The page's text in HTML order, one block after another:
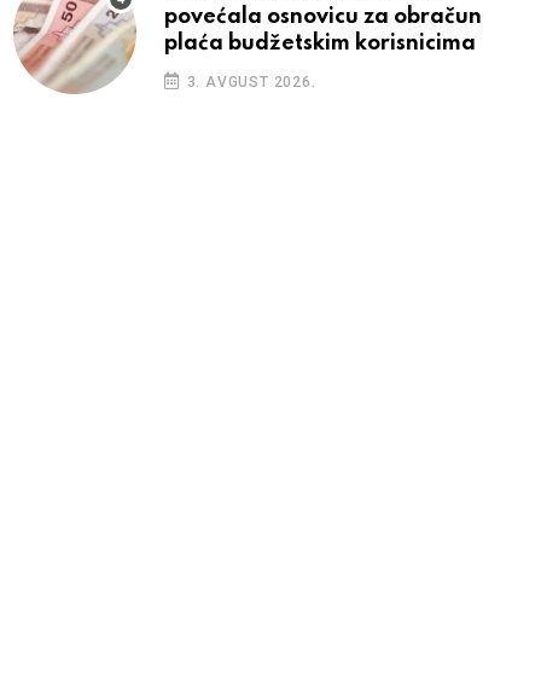
povećala osnovicu za obračun
plaća budžetskim korisnicima
3. AVGUST 2026.